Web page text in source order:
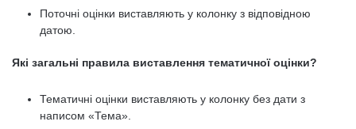
Поточні оцінки виставляють у колонку з відповідною
датою.
Які загальні правила виставлення тематичної оцінки?
Тематичні оцінки виставляють у колонку без дати з
написом «Тема».